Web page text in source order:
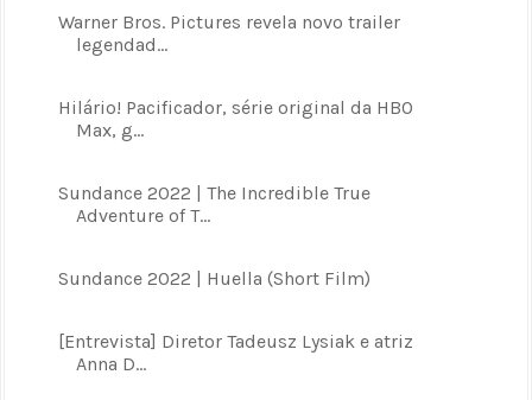
Warner Bros. Pictures revela novo trailer
legendad...
Hilário! Pacificador, série original da HBO
Max, g...
Sundance 2022 | The Incredible True
Adventure of T...
Sundance 2022 | Huella (Short Film)
[Entrevista] Diretor Tadeusz Lysiak e atriz
Anna D...